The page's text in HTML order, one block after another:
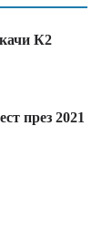
К2
през 2021